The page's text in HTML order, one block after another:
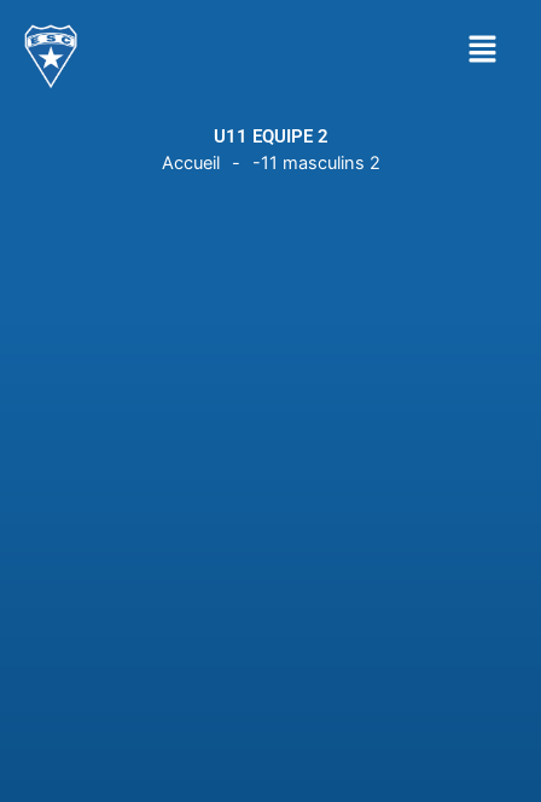
contenu
Menu
U11 EQUIPE 2
Accueil
- -11 masculins 2